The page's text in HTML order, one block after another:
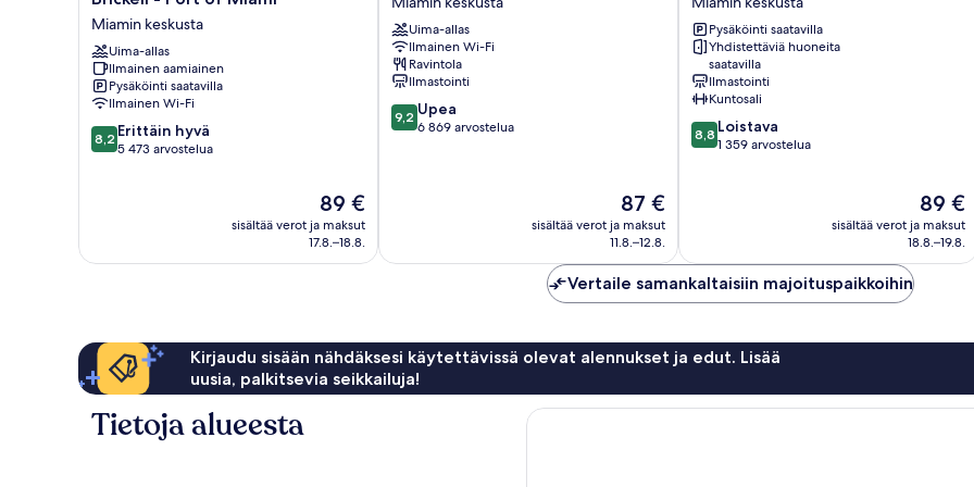
Suites
Downtown
Brickell
-
Port
of
Miami
Miamin keskusta
Uima-allas
Ilmainen aamiainen
Pysäköinti saatavilla
Ilmainen Wi-Fi
8.2
kautta
8,2 Erittäin hyvä
5 473 arvostelua
Hinta
89 €
89 €
sisältää verot ja maksut
17.8.–18.8.
Worldcenter
Miamin
keskusta
Uima-allas
Ilmainen Wi-Fi
Ravintola
Ilmastointi
9.2
kautta
9,2 Upea
6 869 arvostelua
Hinta
87 €
87 €
sisältää verot ja maksut
11.8.–12.8.
Miamin
keskusta
Pysäköinti saatavilla
Yhdistettäviä huoneita
saatavilla
Ilmastointi
Kuntosali
8.8
kautta
8,8 Loistava
1 359 arvostelua
Hinta
89 €
89 €
sisältää verot ja maksut
18.8.–19.8.
Vertaile samankaltaisiin majoituspaikkoihin
Kirjaudu sisään nähdäksesi käytettävissä olevat alennukset ja edut. Lisää
uusia, palkitsevia seikkailuja!
Tietoja alueesta